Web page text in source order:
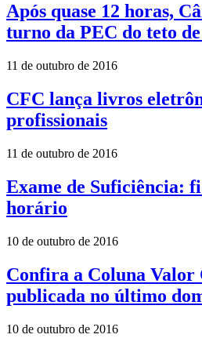
Após quase 12 horas,
turno da PEC do teto de
11 de outubro de 2016
CFC lança livros
profissionais
11 de outubro de 2016
Exame de Suficiência:
horário
10 de outubro de 2016
Confira a Coluna Valor
publicada no último
10 de outubro de 2016